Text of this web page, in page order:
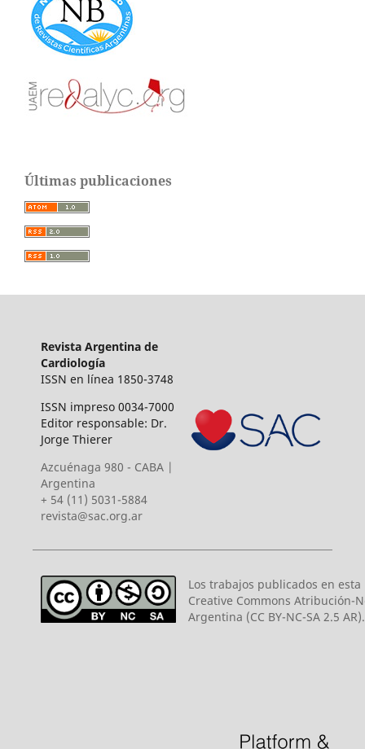
Últimas publicaciones
Revista Argentina de
Cardiología
ISSN en línea 1850-3748
ISSN impreso 0034-7000
Editor responsable: Dr.
Jorge Thierer
Azcuénaga 980 - CABA |
Argentina
+ 54 (11) 5031-5884
revista@sac.org.ar
Los trabajos publicados en
Creative Commons Atribución-
Argentina (CC BY-NC-SA 2.5 AR).